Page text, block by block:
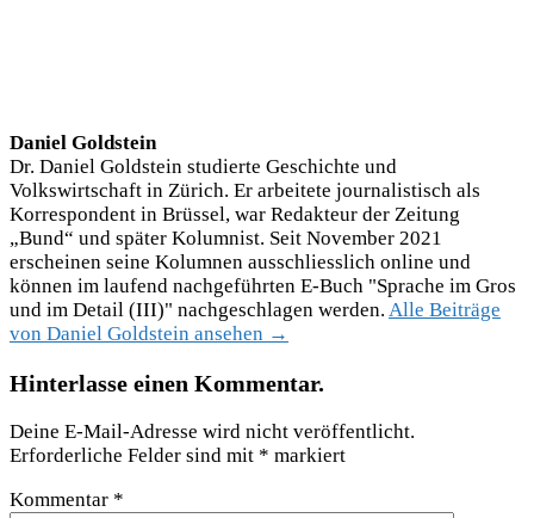
Daniel Goldstein
Dr. Daniel Goldstein studierte Geschichte und
Volkswirtschaft in Zürich. Er arbeitete journalistisch als
Korrespondent in Brüssel, war Redakteur der Zeitung
„Bund“ und später Kolumnist. Seit November 2021
erscheinen seine Kolumnen ausschliesslich online und
können im laufend nachgeführten E-Buch "Sprache im Gros
und im Detail (III)" nachgeschlagen werden. Alle Beiträge
von Daniel Goldstein ansehen →
Hinterlasse einen Kommentar.
Deine E-Mail-Adresse wird nicht veröffentlicht.
Erforderliche Felder sind mit * markiert
Kommentar *